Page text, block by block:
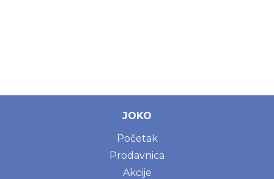
JOKO
Početak
Prodavnica
Akcije